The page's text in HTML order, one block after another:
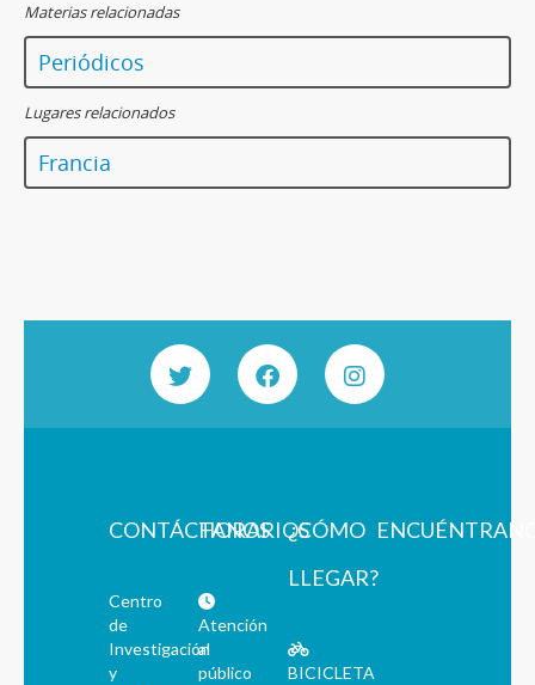
Materias relacionadas
Periódicos
Lugares relacionados
Francia
CONTÁCTANOS
Centro
de
Investigación
y
HORARIOS
Atención
al
público
¿CÓMO
LLEGAR?
BICICLETA